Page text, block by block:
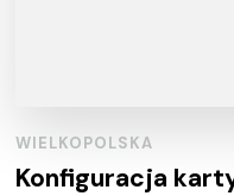
WIELKOPOLSKA
Konfiguracja